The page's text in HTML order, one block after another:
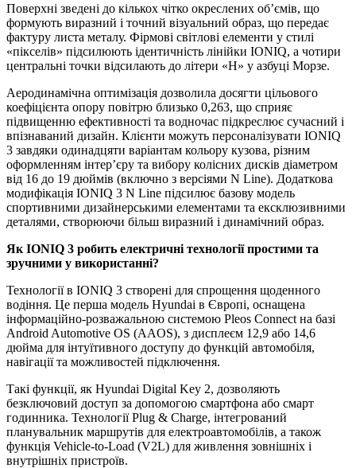
Поверхні зведені до кількох чітко окреслених об’ємів, що
формують виразний і точний візуальний образ, що передає
фактуру листа металу. Фірмові світлові елементи у стилі
«пікселів» підсилюють ідентичність лінійки IONIQ, а чотири
центральні точки відсилають до літери «H» у азбуці Морзе.
Аеродинамічна оптимізація дозволила досягти цільового
коефіцієнта опору повітрю близько 0,263, що сприяє
підвищенню ефективності та водночас підкреслює сучасний і
впізнаваний дизайн. Клієнти можуть персоналізувати IONIQ
3 завдяки одинадцяти варіантам кольору кузова, різним
оформленням інтер’єру та вибору колісних дисків діаметром
від 16 до 19 дюймів (включно з версіями N Line). Додаткова
модифікація IONIQ 3 N Line підсилює базову модель
спортивними дизайнерськими елементами та ексклюзивними
деталями, створюючи більш виразний і динамічний образ.
Як IONIQ 3 робить електричні технології простими та
зручними у використанні?
Технології в IONIQ 3 створені для спрощення щоденного
водіння. Це перша модель Hyundai в Європі, оснащена
інформаційно-розважальною системою Pleos Connect на базі
Android Automotive OS (AAOS), з дисплеєм 12,9 або 14,6
дюйма для інтуїтивного доступу до функцій автомобіля,
навігації та можливостей підключення.
Такі функції, як Hyundai Digital Key 2, дозволяють
безключовий доступ за допомогою смартфона або смарт
годинника. Технології Plug & Charge, інтегрований
планувальник маршрутів для електроавтомобілів, а також
функція Vehicle-to-Load (V2L) для живлення зовнішніх і
внутрішніх пристроїв.